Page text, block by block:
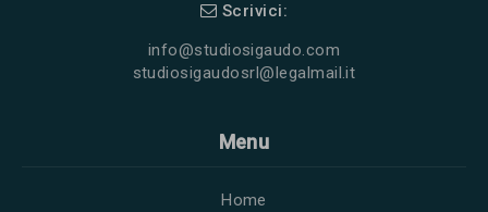
Scrivici:
info@studiosigaudo.com
studiosigaudosrl@legalmail.it
Menu
Home